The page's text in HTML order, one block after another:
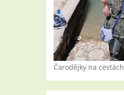
Čarodějky na cestách